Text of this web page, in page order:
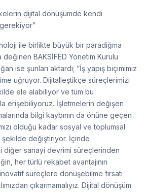
dijital dönüşümde kendi
ile birlikte büyük bir paradiğma
değinen BAKSİFED Yönetim Kurulu
ise şunları aktardı; “İş yapış biçimimiz
uğruyor. Dijitalleştikçe süreçlerimizi
ele alabiliyor ve tüm bu
erişebiliyoruz. İşletmelerin değişen
bilgi kaybının da önüne geçen
olduğu kadar sosyal ve toplumsal
şekilde değiştiriyor. İçinde
diğer sanayi devrimi süreçlerinden
her türlü rekabet avantajının
süreçlere dönüşebilme fırsatı
çıkarmamalıyız. Dijital dönüşüm